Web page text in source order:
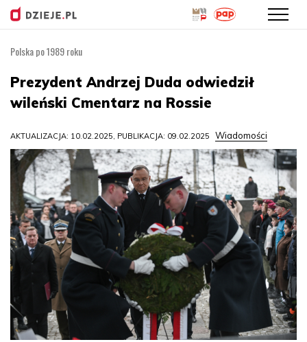
treści
Polska po 1989 roku
Prezydent Andrzej Duda odwiedził
wileński Cmentarz na Rossie
AKTUALIZACJA: 10.02.2025, PUBLIKACJA: 09.02.2025 Wiadomości